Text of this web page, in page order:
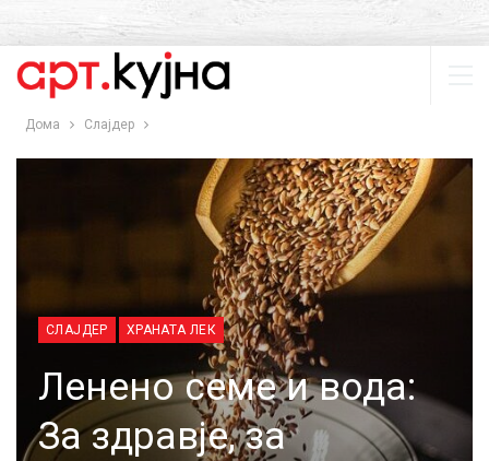
Дома Слајдер
СЛАЈДЕР ХРАНАТА ЛЕК
Ленено семе и вода:
За здравје, за